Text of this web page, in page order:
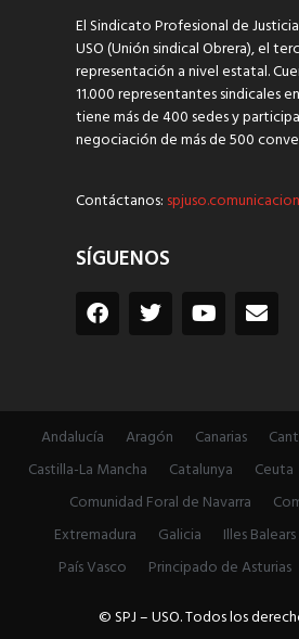
El Sindicato Profesional de
USO (Unión sindical Obrera), el
representación a nivel estatal.
11.000 representantes sindicales
tiene más de 400 sedes y
negociación de más de 500
Contáctanos:
SÍGUENOS
Andalucía Aragón Canarias
Castilla-La Mancha
Catalunya Ceuta
Comunidad Foral de Navarra
Extremadura
Galicia Illes Balears
País Vasco
Principado de Asturias
© SPJ – USO. Todos los